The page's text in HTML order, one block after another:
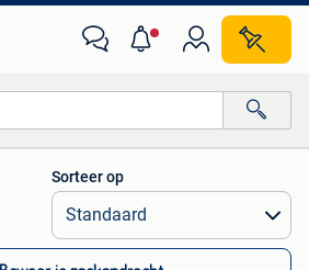
Alle afstanden…
Sorteer op